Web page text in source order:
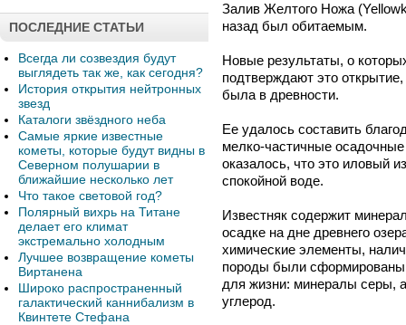
ПОСЛЕДНИЕ СТАТЬИ
Всегда ли созвездия будут
выглядеть так же, как сегодня?
История открытия нейтронных
звезд
Каталоги звёздного неба
Самые яркие известные
кометы, которые будут видны в
Северном полушарии в
ближайшие несколько лет
Что такое световой год?
Полярный вихрь на Титане
делает его климат
экстремально холодным
Лучшее возвращение кометы
Виртанена
Широко распространенный
галактический каннибализм в
Квинтете Стефана
Залив Желтого Ножа
назад был обитаемым.
Новые результаты, о
подтверждают это
была в древности.
Ее удалось составить
мелко-частичные
оказалось, что это иловый
спокойной воде.
Известняк содержит
осадке на дне древнего
химические элементы,
породы были сформированы
для жизни: минералы серы,
углерод.